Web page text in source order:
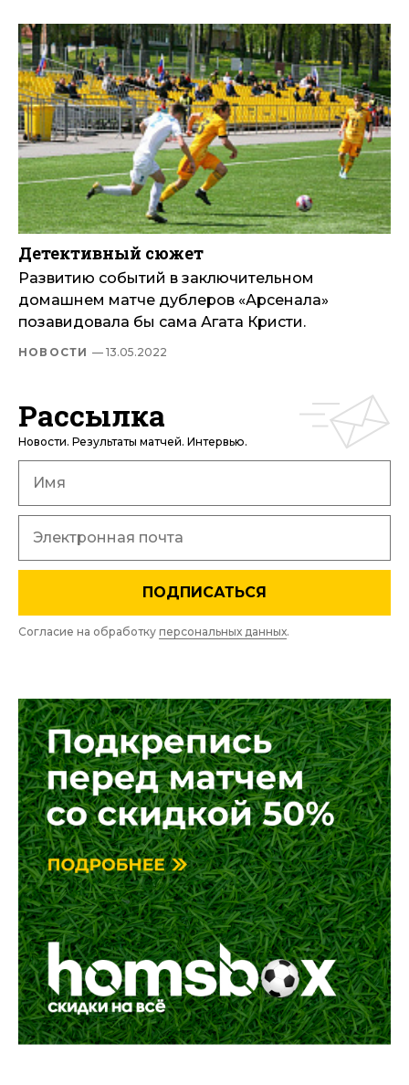
Детективный сюжет
Развитию событий в заключительном
домашнем матче дублеров «Арсенала»
позавидовала бы сама Агата Кристи.
НОВОСТИ — 13.05.2022
Рассылка
Новости. Результаты матчей. Интервью.
ПОДПИСАТЬСЯ
Согласие на обработку персональных данных.